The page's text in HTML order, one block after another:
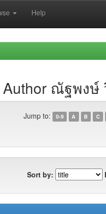
Help
Author ณัฐพง
Jump to: 0-9 A B C
Sort by: